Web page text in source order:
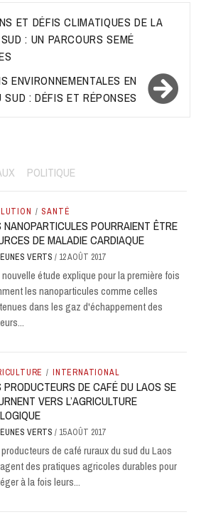
ET DÉFIS CLIMATIQUES DE LA
: UN PARCOURS SEMÉ
ENVIRONNEMENTALES EN
SUD : DÉFIS ET RÉPONSES
POLITIQUE
/ SANTÉ
NANOPARTICULES POURRAIENT ÊTRE
DE MALADIE CARDIAQUE
VERTS/ 12 AOÛT 2017
nouvelle étude explique pour la première fois
les nanoparticules comme celles
dans les gaz d'échappement des
/ INTERNATIONAL
PRODUCTEURS DE CAFÉ DU LAOS SE
VERS L’AGRICULTURE
VERTS/ 15 AOÛT 2017
de café ruraux du sud du Laos
des pratiques agricoles durables pour
à la fois leurs...